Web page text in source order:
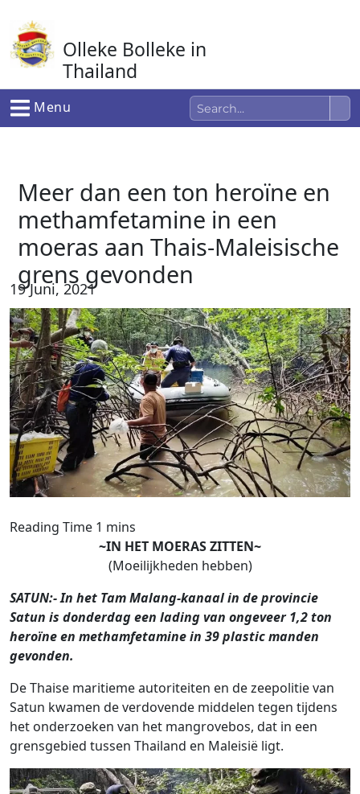
naar
de
inhoud
Olleke Bolleke in
Thailand
In Thailand
Menu
Meer dan een ton heroïne en
methamfetamine in een
moeras aan Thais-Maleisische
grens gevonden
19 Juni, 2021
~IN HET MOERAS ZITTEN~
(Moeilijkheden hebben)
SATUN:- In het Tam Malang-kanaal in de provincie
Satun is donderdag een lading van ongeveer 1,2 ton
heroïne en methamfetamine in 39 plastic manden
gevonden.
De Thaise maritieme autoriteiten en de zeepolitie van
Satun kwamen de verdovende middelen tegen tijdens
het onderzoeken van het mangrovebos, dat in een
grensgebied tussen Thailand en Maleisië ligt.